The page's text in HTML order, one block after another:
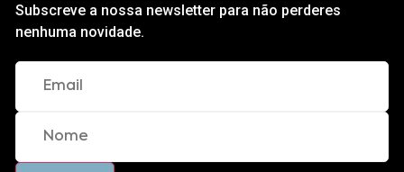
Subscreve a nossa newsletter para não perderes
nenhuma novidade.